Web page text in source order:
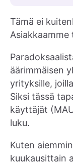
Tämä ei
äärimmäisen
yrityksille,
Siksi tässä
käyttäjät
luku.
Kuten
kuukausittain